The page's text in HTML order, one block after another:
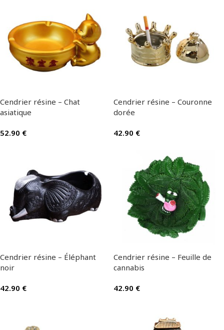
Cendrier résine – Chat
asiatique
52.90 €
Cendrier résine – Couronne
dorée
42.90 €
Cendrier résine – Éléphant
noir
42.90 €
Cendrier résine – Feuille de
cannabis
42.90 €